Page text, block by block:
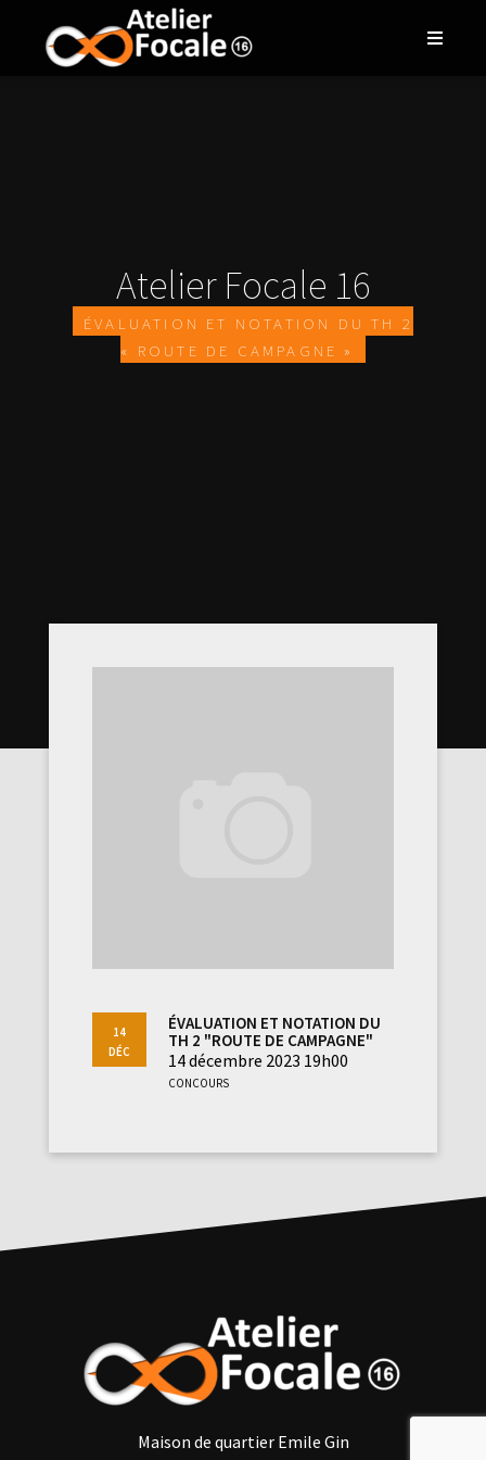
Atelier Focale 16
Évaluation et notation du Th 2
« Route de campagne »
14
Déc
Évaluation et notation du
Th 2 "Route de campagne"
14 décembre 2023 19h00
Concours
Maison de quartier Emile Gin